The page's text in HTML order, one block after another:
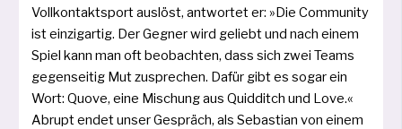
Vollkontaktsport aus­löst, ant­wor­tet er: »Die Community
ist ein­zig­ar­tig. Der Gegner wird geliebt und nach einem
Spiel kann man oft beob­ach­ten, dass sich zwei Teams
gegen­sei­tig Mut zuspre­chen. Dafür gibt es sogar ein
Wort: Quove, eine Mischung aus Quidditch und Love.«
Abrupt endet unser Gespräch, als Sebastian von einem